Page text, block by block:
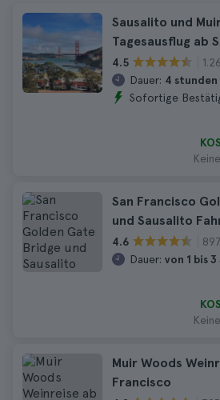
Sausalito und
Tagesausflug ab
4.5
Dauer: 4 stunden
Sofortige
San Francisco
und Sausalito
4.6
Dauer: von 1 bis
Muir Woods
Francisco